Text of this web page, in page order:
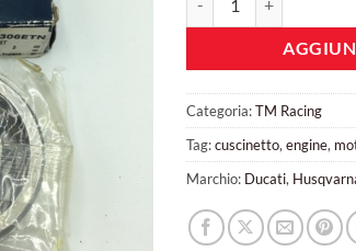
Categoria:TM Racing
Tag:cuscinetto,engine,
Marchio: Ducati,